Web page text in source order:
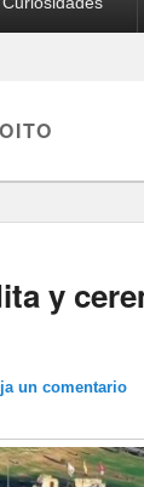
y
un comentario